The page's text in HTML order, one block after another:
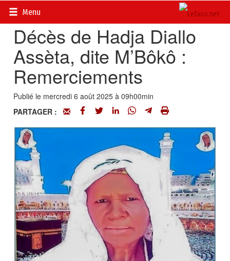
Menu
Accueil>
Décès de Hadja Diallo
Assèta, dite M’Bôkô :
Remerciements
Publié le mercredi 6 août 2025 à 09h00min
PARTAGER :